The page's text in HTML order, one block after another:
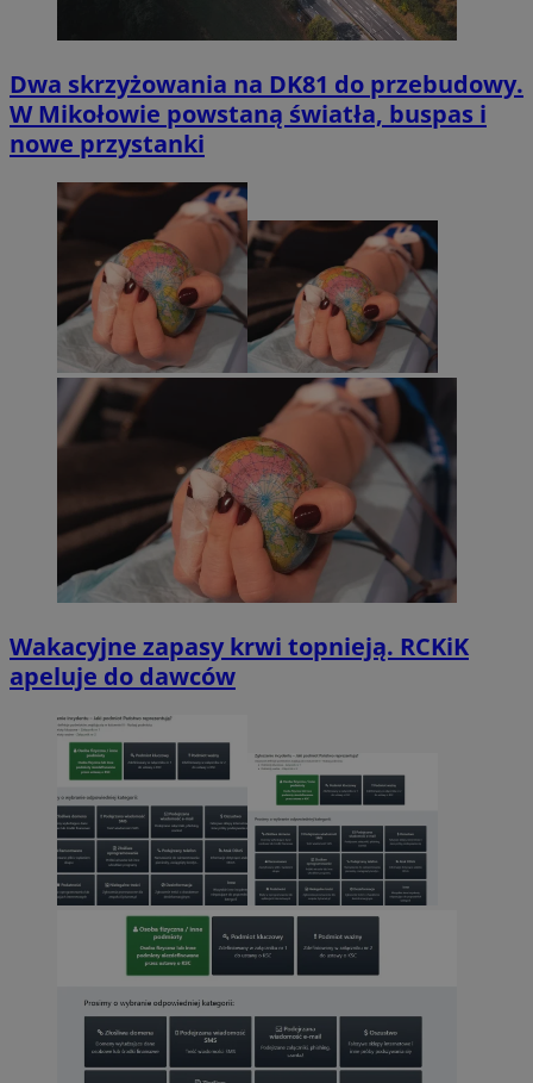
Dwa skrzyżowania na DK81 do przebudowy.
W Mikołowie powstaną światła, buspas i
nowe przystanki
Wakacyjne zapasy krwi topnieją. RCKiK
apeluje do dawców